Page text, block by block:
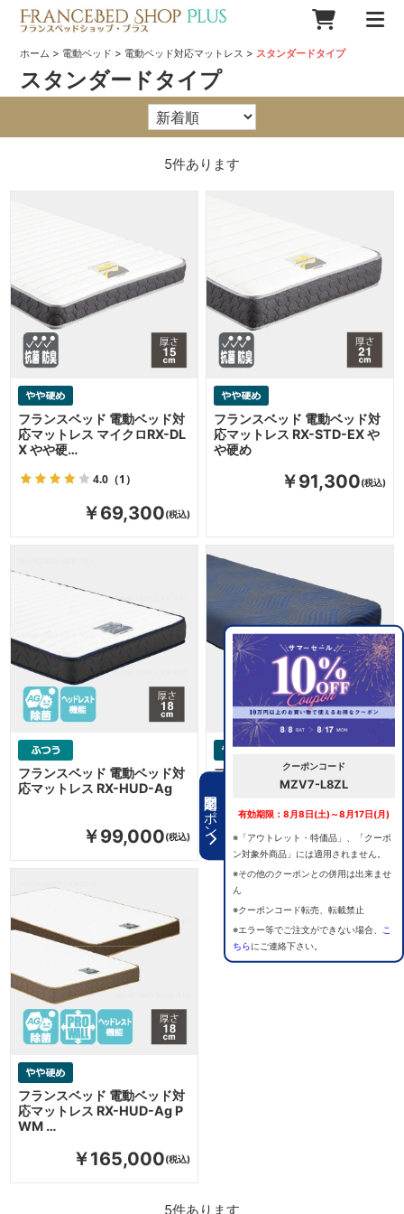
期間限定クーポン
クーポンコード
MZV7-L8ZL
有効期限：8月8日(土)～8月17日(月)
※「アウトレット・特価品」、「クーポ
ン対象外商品」には適用されません。
※その他のクーポンとの併用は出来ませ
ん
※クーポンコード転売、転載禁止
※エラー等でご注文ができない場合、
こ
ちらにご連絡下さい。
ホーム > 電動ベッド > 電動ベッド対応マットレス > スタンダードタイプ
スタンダードタイプ
5件あります
フランスベッド 電動ベッド対
応マットレス マイクロRX-DL
X やや硬…
4.0 （1）
￥69,300
フランスベッド 電動ベッド対
応マットレス RX-STD-EX や
や硬め
￥91,300
フランスベッド 電動ベッド対
応マットレス RX-HUD-Ag
￥99,000
フランスベッド 電動ベッド対
応マットレス やや硬め 3層構
造 ハードウ…
￥143,000
フランスベッド 電動ベッド対
応マットレス RX-HUD-Ag P
WM …
￥165,000
5件あります